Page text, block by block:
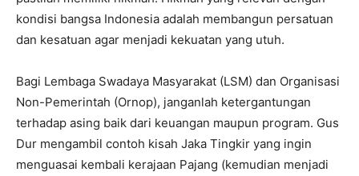
kondisi bangsa Indonesia adalah membangun persatuan
dan kesatuan agar menjadi kekuatan yang utuh.
Bagi Lembaga Swadaya Masyarakat (LSM) dan Organisasi
Non-Pemerintah (Ornop), janganlah ketergantungan
terhadap asing baik dari keuangan maupun program. Gus
Dur mengambil contoh kisah Jaka Tingkir yang ingin
menguasai kembali kerajaan Pajang (kemudian menjadi